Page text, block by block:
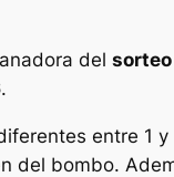
del
.
entre 1
del bombo.